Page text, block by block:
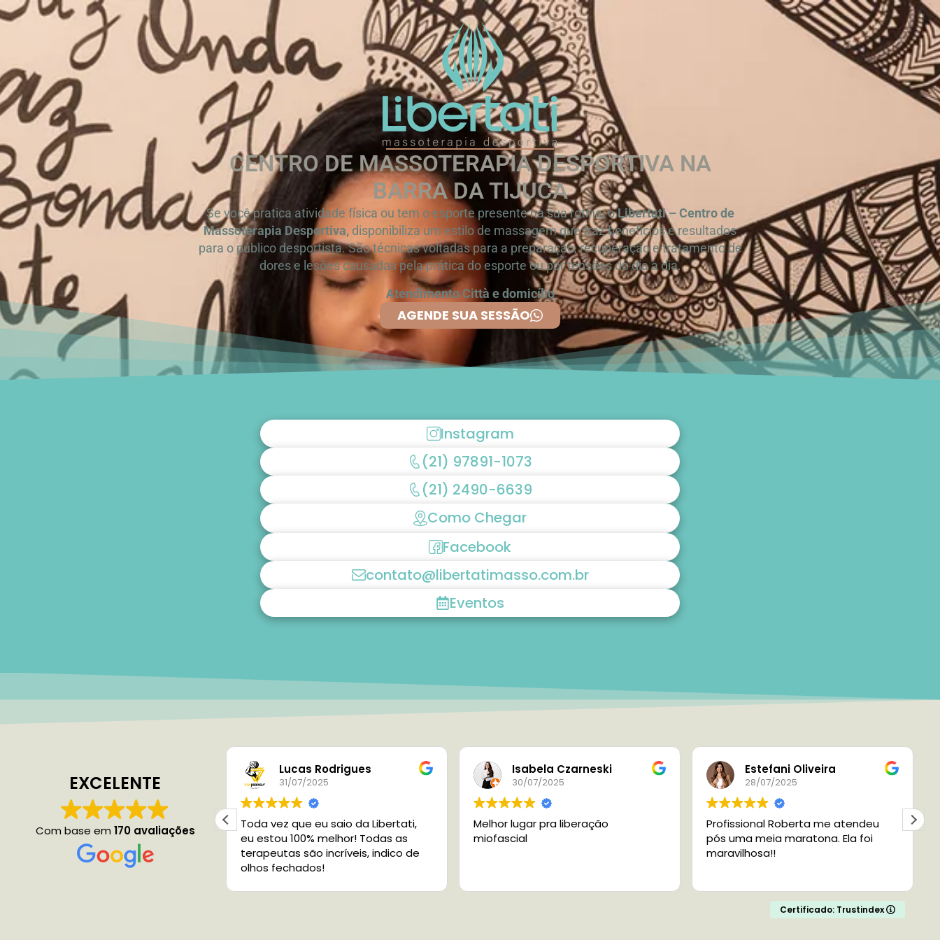
CENTRO DE MASSOTERAPIA DESPORTIVA NA
BARRA DA TIJUCA
Se você pratica atividade física ou tem o esporte presente na sua rotina, oLibertati – Centro de
Massoterapia Desportiva, disponibiliza um estilo de massagem que traz benefícios e resultados
para o público desportista. São técnicas voltadas para a preparação, recuperação e tratamento de
dores e lesões causadas pela prática do esporte ou por tensões do dia a dia.
Atendimento Città e domicílio
AGENDE SUA SESSÃO
Instagram
(21) 97891-1073
(21) 2490-6639
Como Chegar
Facebook
contato@libertatimasso.com.br
Eventos
EXCELENTE
Com base em 170 avaliações
31/07/2025
Roberta é maravilhosa!!!
Lucas Rodrigues
31/07/2025
Toda vez que eu saio da Libertati,
eu estou 100% melhor! Todas as
terapeutas são incríveis, indico de
olhos fechados!
Isabela Czarneski
30/07/2025
Melhor lugar pra liberação
miofascial
Estefani Oliveira
28/07/2025
Profissional Roberta me atendeu
pós uma meia maratona. Ela foi
maravilhosa!!
Certificado: Trustindex